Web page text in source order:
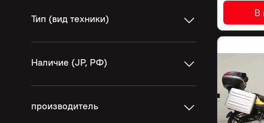
В
Тип (вид техники)
Наличие (JP, РФ)
производитель